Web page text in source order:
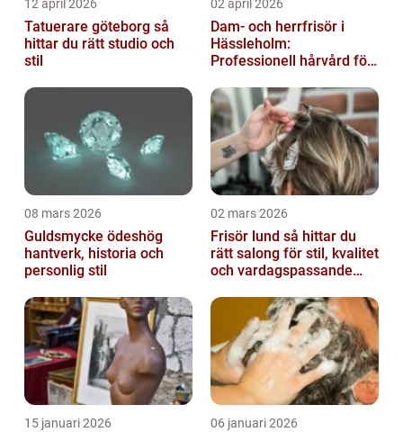
12 april 2026
Tatuerare göteborg så
hittar du rätt studio och
stil
02 april 2026
Dam- och herrfrisör i
Hässleholm:
Professionell hårvård för
08 mars 2026
Guldsmycke ödeshög
hantverk, historia och
personlig stil
02 mars 2026
Frisör lund så hittar du
rätt salong för stil, kvalitet
och vardagspassande
15 januari 2026 06 januari 2026